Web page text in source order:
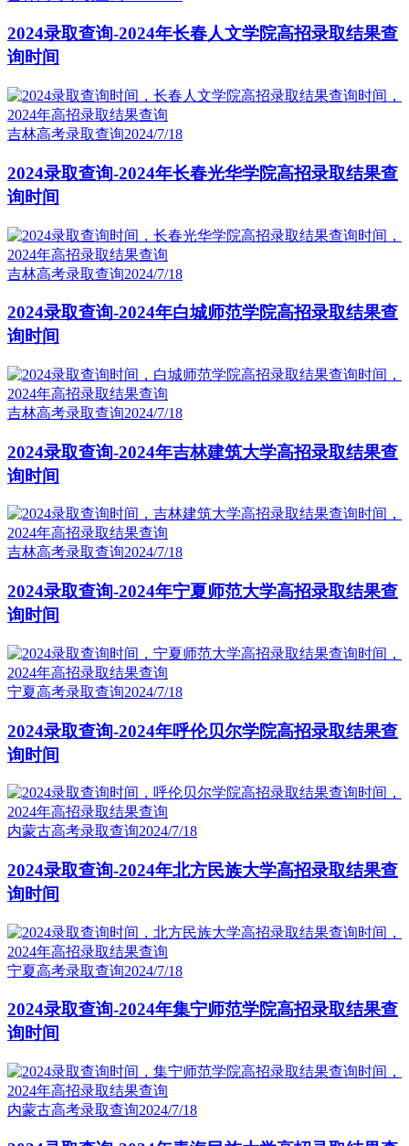
2024录取查询-2024年长春人文学院高招录取结果查
询时间
吉林高考录取查询2024/7/18
2024录取查询-2024年长春光华学院高招录取结果查
询时间
吉林高考录取查询2024/7/18
2024录取查询-2024年白城师范学院高招录取结果查
询时间
吉林高考录取查询2024/7/18
2024录取查询-2024年吉林建筑大学高招录取结果查
询时间
吉林高考录取查询2024/7/18
2024录取查询-2024年宁夏师范大学高招录取结果查
询时间
宁夏高考录取查询2024/7/18
2024录取查询-2024年呼伦贝尔学院高招录取结果查
询时间
内蒙古高考录取查询2024/7/18
2024录取查询-2024年北方民族大学高招录取结果查
询时间
宁夏高考录取查询2024/7/18
2024录取查询-2024年集宁师范学院高招录取结果查
询时间
内蒙古高考录取查询2024/7/18